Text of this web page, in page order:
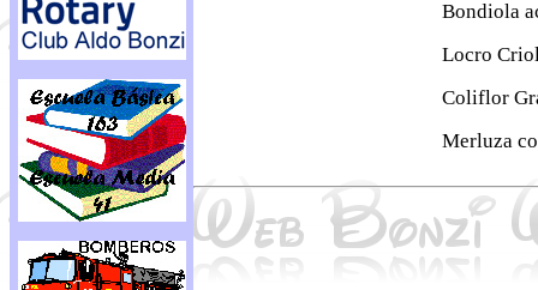
Bondiola
Locro
Coliflor
Merluza